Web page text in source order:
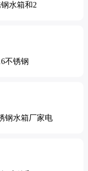
水箱和2
不锈钢
钢水箱厂家电